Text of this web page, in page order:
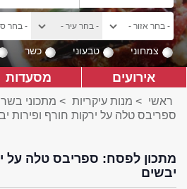
צמחוני טבעוני כשר
אירועים מסעדות
ראשי > מנות עיקריות > מתכוני בשר
ספריבס טלה על ירקות חורף ופירות
מתכון לפסח: ספריבס טלה על
יבשים